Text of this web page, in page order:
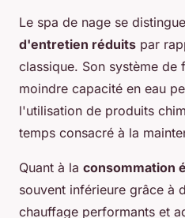
Le spa de nage se
d'entretien réduits par
classique. Son système de
moindre capacité en eau
l'utilisation de produits
temps consacré à la
Quant à la consommation
souvent inférieure grâce à
chauffage performants et